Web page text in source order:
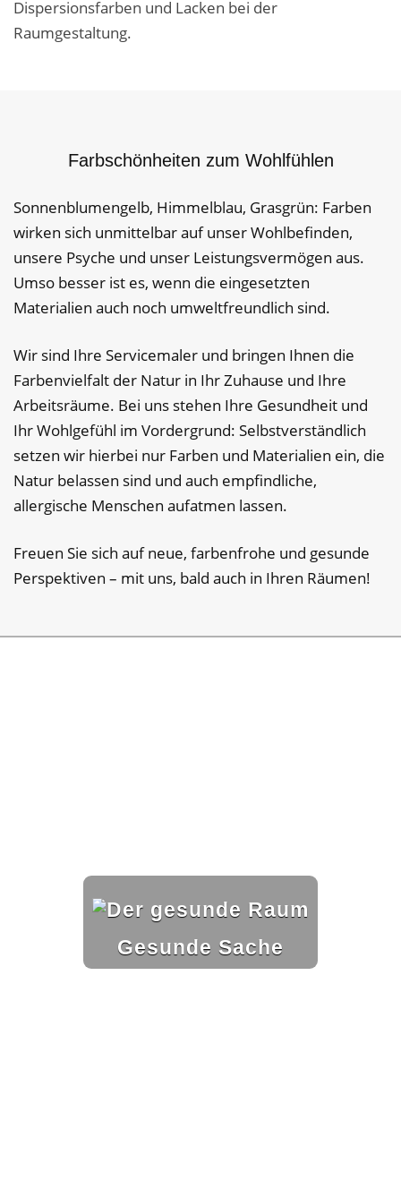
Dispersionsfarben und Lacken bei der
Raumgestaltung.
Farbschönheiten zum Wohlfühlen
Sonnenblumengelb, Himmelblau, Grasgrün: Farben
wirken sich unmittelbar auf unser Wohlbefinden,
unsere Psyche und unser Leistungsvermögen aus.
Umso besser ist es, wenn die eingesetzten
Materialien auch noch umweltfreundlich sind.
Wir sind Ihre Servicemaler und bringen Ihnen die
Farbenvielfalt der Natur in Ihr Zuhause und Ihre
Arbeitsräume. Bei uns stehen Ihre Gesundheit und
Ihr Wohlgefühl im Vordergrund: Selbstverständlich
setzen wir hierbei nur Farben und Materialien ein, die
Natur belassen sind und auch empfindliche,
allergische Menschen aufatmen lassen.
Freuen Sie sich auf neue, farbenfrohe und gesunde
Perspektiven – mit uns, bald auch in Ihren Räumen!
Gesunde Sache